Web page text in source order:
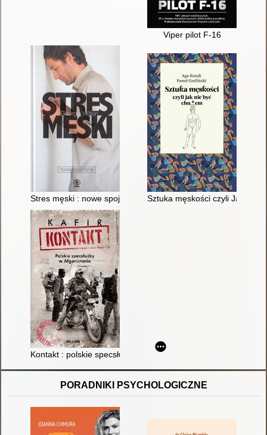
Viper pilot F-16
Stres męski : nowe spojrzenie Sztuka męskości czyli Jak nie
Kontakt : polskie specsłużby w Afganistanie
PORADNIKI PSYCHOLOGICZNE